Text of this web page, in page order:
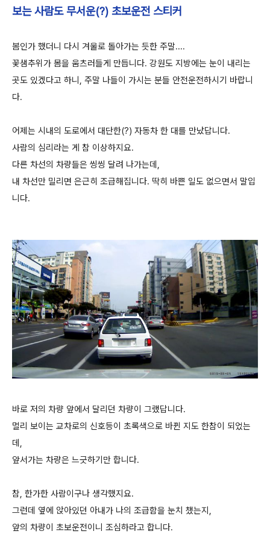
보는 사람도 무서운(?) 초보운전 스티커
봄인가 했더니 다시 겨울로 돌아가는 듯한 주말....
꽃샘추위가 몸을 움츠러들게 만듭니다. 강원도 지방에는 눈이 내리는
곳도 있겠다고 하니, 주말 나들이 가시는 분들 안전운전하시기 바랍니
다.
어제는 시내의 도로에서 대단한(?) 자동차 한 대를 만났답니다.
사람의 심리라는 게 참 이상하지요.
다른 차선의 차량들은 씽씽 달려 나가는데,
내 차선만 밀리면 은근히 조급해집니다. 딱히 바쁜 일도 없으면서 말입
니다.
바로 저의 차량 앞에서 달리던 차량이 그랬답니다.
멀리 보이는 교차로의 신호등이 초록색으로 바뀐 지도 한참이 되었는
데,
앞서가는 차량은 느긋하기만 합니다.
참, 한가한 사람이구나 생각했지요.
그런데 옆에 앉아있던 아내가 나의 조급함을 눈치 챘는지,
앞의 차량이 초보운전이니 조심하라고 합니다.